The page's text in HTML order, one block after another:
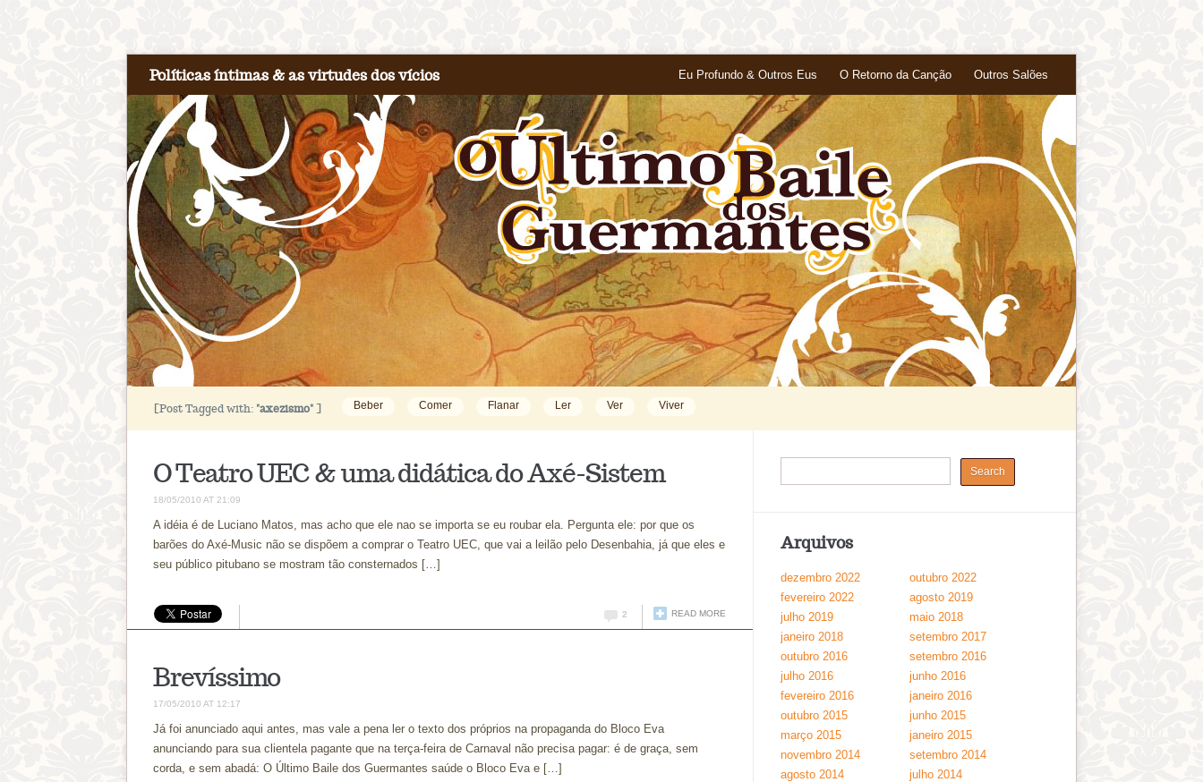
Políticas íntimas & as virtudes dos vícios Eu Profundo & Outros Eus O Retorno da Canção Outros Salões
[Post Tagged with: "axezismo" ] Beber Comer Flanar Ler Ver Viver
O Teatro UEC & uma didática do Axé-Sistem
18/05/2010 AT 21:09
A idéia é de Luciano Matos, mas acho que ele nao se importa se eu roubar ela. Pergunta ele: por que os
barões do Axé-Music não se dispõem a comprar o Teatro UEC, que vai a leilão pelo Desenbahia, já que eles e
seu público pitubano se mostram tão consternados […]
READ MORE
2
Brevíssimo
17/05/2010 AT 12:17
Já foi anunciado aqui antes, mas vale a pena ler o texto dos próprios na propaganda do Bloco Eva
anunciando para sua clientela pagante que na terça-feira de Carnaval não precisa pagar: é de graça, sem
corda, e sem abadá: O Último Baile dos Guermantes saúde o Bloco Eva e […]
Arquivos
dezembro 2022
outubro 2022
fevereiro 2022
agosto 2019
julho 2019
maio 2018
janeiro 2018
setembro 2017
outubro 2016
setembro 2016
julho 2016
junho 2016
fevereiro 2016
janeiro 2016
outubro 2015
junho 2015
março 2015
janeiro 2015
novembro 2014
setembro 2014
agosto 2014
julho 2014